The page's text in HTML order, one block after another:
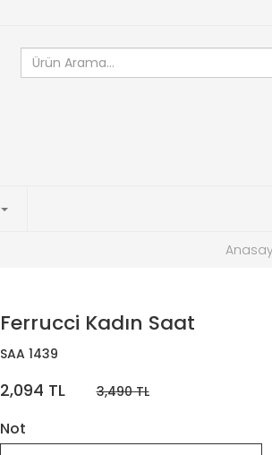
Ferrucci Kadın Saat
SAA 1439
2,094 TL3,490 TL
Not